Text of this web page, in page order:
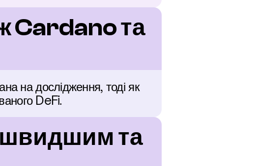
Cardano та
на дослідження, тоді як
DeFi.
швидшим та